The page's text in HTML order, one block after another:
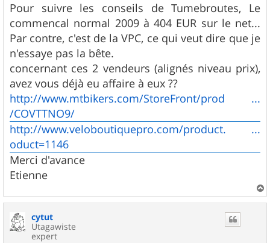
Pour suivre les conseils de Tumebroutes, Le
commencal normal 2009 à 404 EUR sur le net...
Par contre, c'est de la VPC, ce qui veut dire que je
n'essaye pas la bête.
concernant ces 2 vendeurs (alignés niveau prix),
avez vous déjà eu affaire à eux ??
http://www.mtbikers.com/StoreFront/prod ...
/COVTTNO9/
http://www.veloboutiquepro.com/product. ...
oduct=1146
Merci d'avance
Etienne
a
cytut
Utagawiste
expert